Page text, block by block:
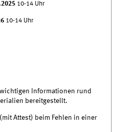
10-14 Uhr
10-14 Uhr
Informationen rund
bereitgestellt.
Attest) beim Fehlen in einer